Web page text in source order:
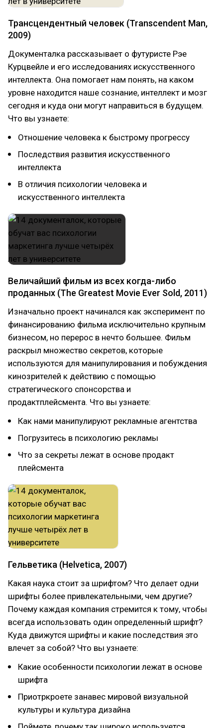
Трансцендентный человек (Transcendent Man,
2009)
Документалка рассказывает о футуристе Рэе
Курцвейле и его исследованиях искусственного
интеллекта. Она помогает нам понять, на каком
уровне находится наше сознание, интеллект и мозг
сегодня и куда они могут направиться в будущем.
Что вы узнаете:
Отношение человека к быстрому прогрессу
Последствия развития искусственного
интеллекта
В отличия психологии человека и
искусственного интеллекта
Величайший фильм из всех когда-либо
проданных (The Greatest Movie Ever Sold, 2011)
Изначально проект начинался как эксперимент по
финансированию фильма исключительно крупным
бизнесом, но перерос в нечто большее. Фильм
раскрыл множество секретов, которые
используются для манипулирования и побуждения
кинозрителей к действию с помощью
стратегического спонсорства и
продактплейсмента. Что вы узнаете:
Как нами манипулируют рекламные агентства
Погрузитесь в психологию рекламы
Что за секреты лежат в основе продакт
плейсмента
Гельветика (Helvetica, 2007)
Какая наука стоит за шрифтом? Что делает одни
шрифты более привлекательными, чем другие?
Почему каждая компания стремится к тому, чтобы
всегда использовать один определенный шрифт?
Куда движутся шрифты и какие последствия это
влечет за собой? Что вы узнаете:
Какие особенности психологии лежат в основе
шрифта
Приотркроете занавес мировой визуальной
культуры и культура дизайна